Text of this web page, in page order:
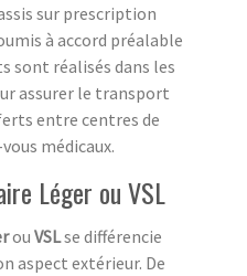
sur prescription
à accord préalable
sont réalisés dans les
assurer le transport
entre centres de
médicaux.
Léger ou VSL
ou VSLse différencie
aspect extérieur. De